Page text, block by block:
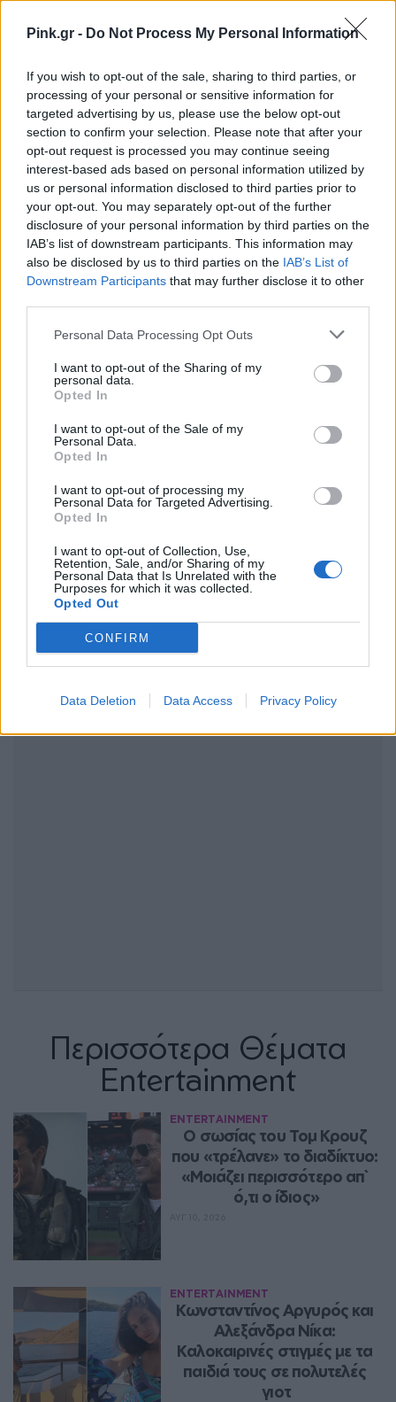
Pink.gr - Do Not Process My Personal Information
If you wish to opt-out of the sale, sharing to third parties, or
processing of your personal or sensitive information for
targeted advertising by us, please use the below opt-out
section to confirm your selection. Please note that after your
opt-out request is processed you may continue seeing
interest-based ads based on personal information utilized by
us or personal information disclosed to third parties prior to
your opt-out. You may separately opt-out of the further
disclosure of your personal information by third parties on the
IAB’s list of downstream participants. This information may
also be disclosed by us to third parties on the IAB’s List of
Downstream Participants that may further disclose it to other
Personal Data Processing Opt Outs
I want to opt-out of the Sharing of my
personal data.
Opted In
I want to opt-out of the Sale of my
Personal Data.
Opted In
I want to opt-out of processing my
Personal Data for Targeted Advertising.
Opted In
I want to opt-out of Collection, Use,
Retention, Sale, and/or Sharing of my
Personal Data that Is Unrelated with the
Purposes for which it was collected.
Opted Out
CONFIRM
Data Deletion Data Access Privacy Policy
Ακολουθήστε το Pink.gr στοGoogle Newsκαι
μάθετε πρώτοιτα πιο hot νέα
Ακολουθήστε το Pink.gr και στο
Instagram
Περισσότερα Θέματα
Entertainment
ENTERTAINMENT
Ο σωσίας του Τομ Κρουζ
που «τρέλανε» το διαδίκτυο:
«Μοιάζει περισσότερο απ`
ό,τι ο ίδιος»
ENTERTAINMENT
Κωνσταντίνος Αργυρός και
Αλεξάνδρα Νίκα:
Καλοκαιρινές στιγμές με τα
παιδιά τους σε πολυτελές
γιοτ